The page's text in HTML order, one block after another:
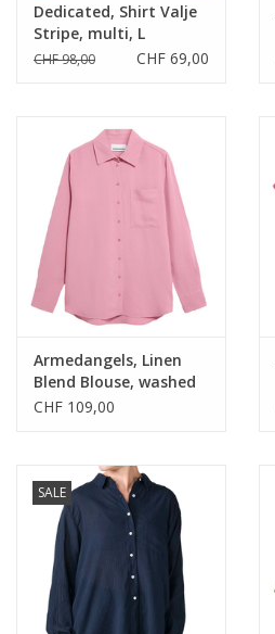
Dedicated, Shirt Valje
Stripe, multi, L
CHF 98,00 CHF 69,00
Armedangels, Linen
Blend Blouse, washed
berry, M
CHF 109,00
SALE